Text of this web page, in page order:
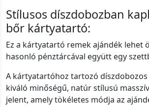
Stílusos díszdobozban
bőr kártyatartó:
Ez a kártyatartó remek ajándék lehet
hasonló pénztárcával együtt egy
A kártyatartóhoz tartozó díszdobozos
kiváló minőségű, natúr stílusú
jelent, amely tökéletes módja az